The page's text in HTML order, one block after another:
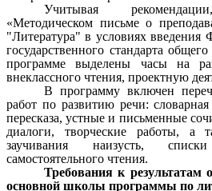
Учитывая
«Методическом письме о
"Литература" в условиях введения
государственного стандарта
программе выделены часы на
внеклассного чтения, проектную
В программу включен
работ по развитию речи:
пересказа, устные и письменные
диалоги, творческие работы, а
заучивания наизусть,
самостоятельного чтения.
Требования к результатам
основной школы программы по